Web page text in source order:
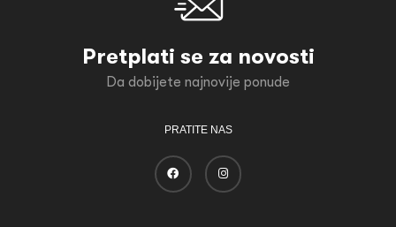
Pretplati se za novosti
Da dobijete najnovije ponude
PRATITE NAS